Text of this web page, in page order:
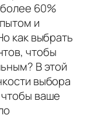
60%
и
как выбрать
чтобы
В этой
выбора
ваше